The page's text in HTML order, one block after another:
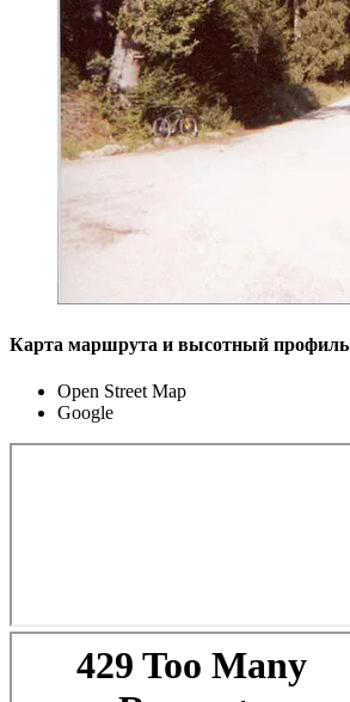
Карта маршрута и высотный профиль
Open Street Map
Google